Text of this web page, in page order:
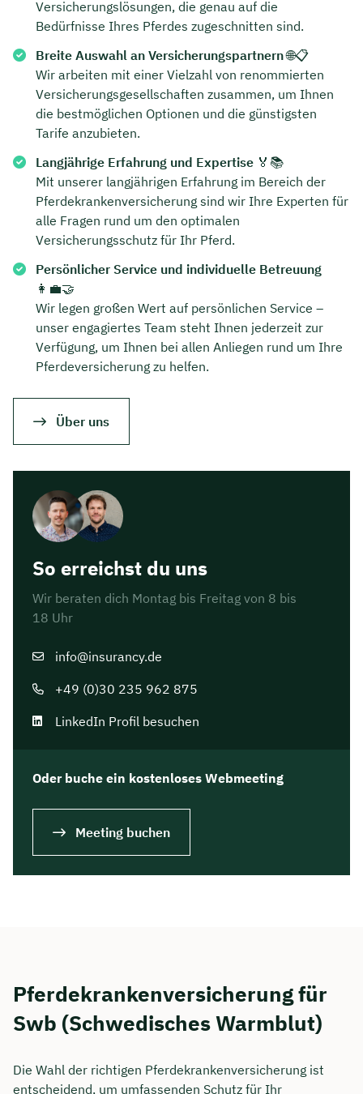
Versicherungslösungen, die genau auf die
Bedürfnisse Ihres Pferdes zugeschnitten sind.
Breite Auswahl an Versicherungspartnern🌐📋
Wir arbeiten mit einer Vielzahl von renommierten
Versicherungsgesellschaften zusammen, um Ihnen
die bestmöglichen Optionen und die günstigsten
Tarife anzubieten.
Langjährige Erfahrung und Expertise 🏅📚
Mit unserer langjährigen Erfahrung im Bereich der
Pferdekrankenversicherung sind wir Ihre Experten für
alle Fragen rund um den optimalen
Versicherungsschutz für Ihr Pferd.
Persönlicher Service und individuelle Betreuung
👩‍💼🤝
Wir legen großen Wert auf persönlichen Service –
unser engagiertes Team steht Ihnen jederzeit zur
Verfügung, um Ihnen bei allen Anliegen rund um Ihre
Pferdeversicherung zu helfen.
Über uns
So erreichst du uns
Wir beraten dich Montag bis Freitag von 8 bis
18 Uhr
info@insurancy.de
+49 (0)30 235 962 875
LinkedIn Profil besuchen
Oder buche ein kostenloses Webmeeting
Meeting buchen
Pferdekrankenversicherung für
Swb (Schwedisches Warmblut)
Die Wahl der richtigen Pferdekrankenversicherung ist
entscheidend, um umfassenden Schutz für Ihr
Dauer: ca. 30 Minuten
Kostenfrei & unverbindlich
🗓️ Wählen Sie jetzt Ihren Wunschtermin:
Meeting buchen